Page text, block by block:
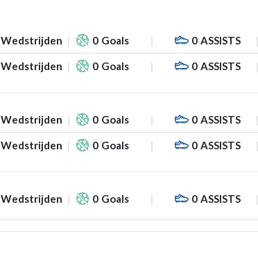
Wedstrijden 0 Goals 0 ASSISTS
Wedstrijden 0 Goals 0 ASSISTS
Wedstrijden 0 Goals 0 ASSISTS
Wedstrijden 0 Goals 0 ASSISTS
Wedstrijden 0 Goals 0 ASSISTS